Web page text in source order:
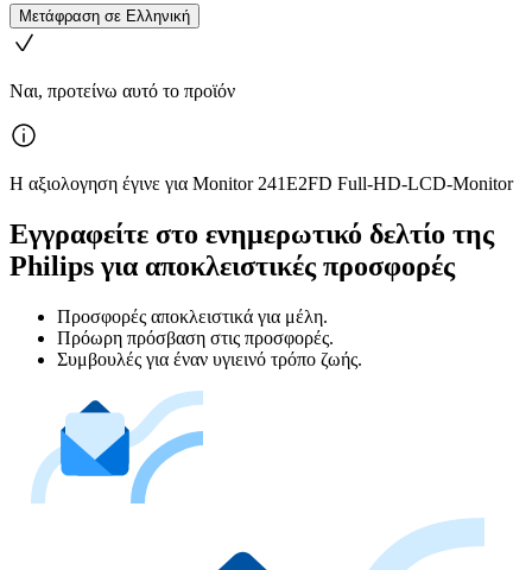
Μετάφραση σε Ελληνική
Ναι, προτείνω αυτό το προϊόν
Η αξιολογηση έγινε για Monitor 241E2FD Full-HD-LCD-Monitor
Εγγραφείτε στο ενημερωτικό δελτίο της
Philips για αποκλειστικές προσφορές
Προσφορές αποκλειστικά για μέλη.
Πρόωρη πρόσβαση στις προσφορές.
Συμβουλές για έναν υγιεινό τρόπο ζωής.